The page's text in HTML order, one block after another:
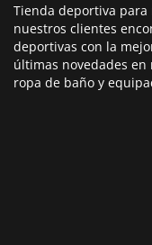
Tienda deportiva
nuestros clientes
deportivas con la
últimas novedades
ropa de baño y